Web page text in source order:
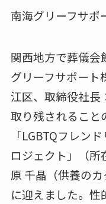
南海グリーフサポ
関西地方で葬儀会
グリーフサポート
江区、取締役社長
取り残されること
「LGBTQフレン
ロジェクト」（
原 千晶（供養の
に迎えました。性